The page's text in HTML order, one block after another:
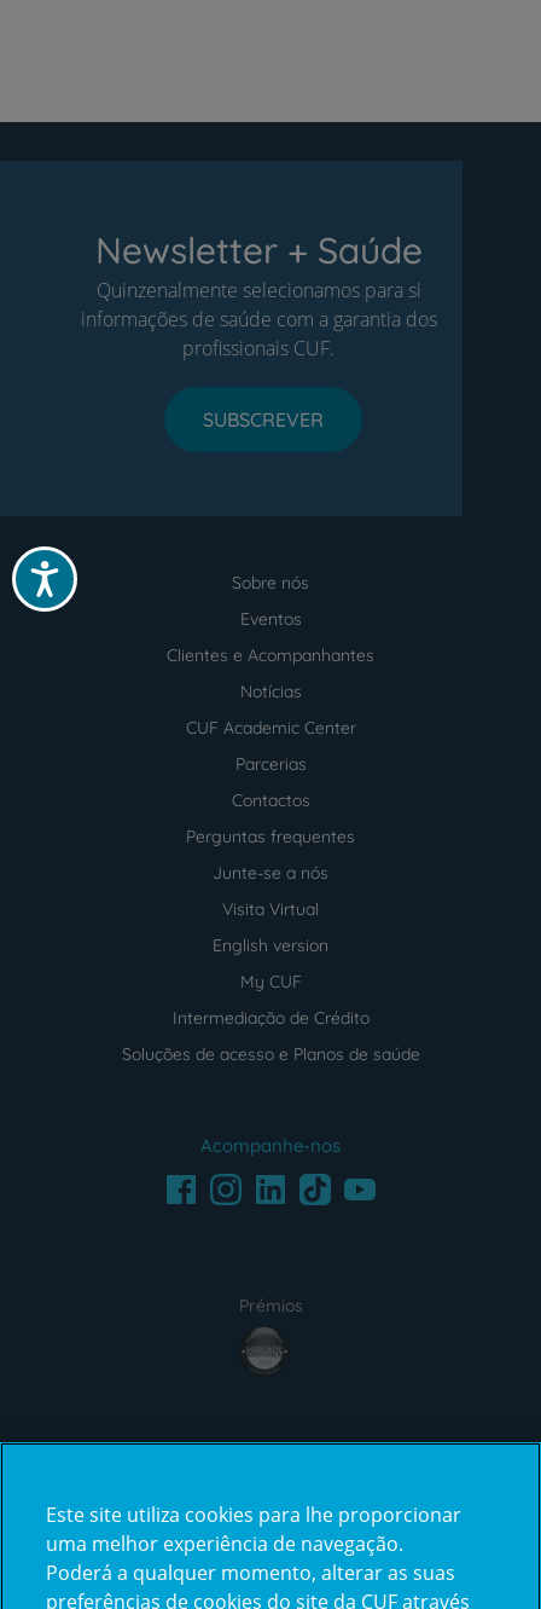
Acessibilidade
Newsletter + Saúde
Quinzenalmente selecionamos para si
informações de saúde com a garantia dos
profissionais CUF.
SUBSCREVER
Sobre nós
Eventos
Clientes e Acompanhantes
Notícias
CUF Academic Center
Parcerias
Contactos
Perguntas frequentes
Junte-se a nós
Visita Virtual
English version
My CUF
Intermediação de Crédito
Soluções de acesso e Planos de saúde
Acompanhe-nos
FacebookInstagramLinkedInTikTokYoutube
Prémios
award4
certification2certification3
Este site utiliza cookies para lhe proporcionar
uma melhor experiência de navegação.
Poderá a qualquer momento, alterar as suas
preferências de cookies do site da CUF através